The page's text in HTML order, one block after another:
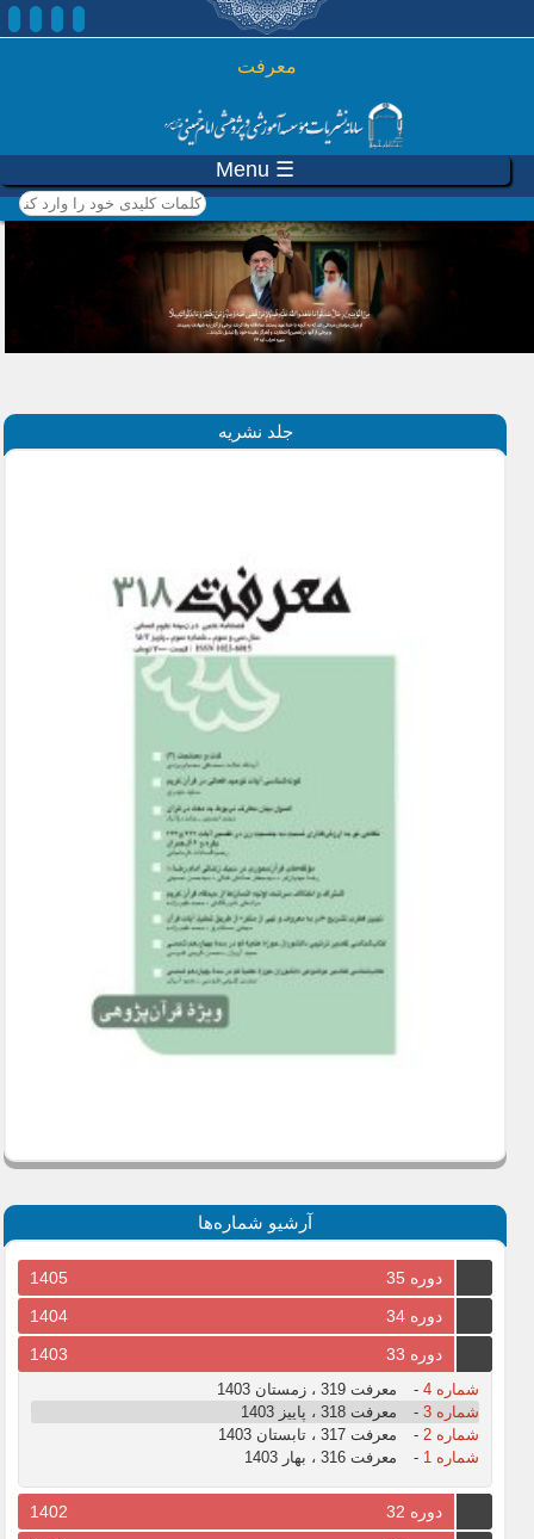
رفتن به محتوای اصلی
معرفت
☰ Menu
کلمات کلیدی خود را وارد
کنید
جلد نشریه
آرشیو شماره‌ها
دوره 35
1405
دوره 34
1404
دوره 33
1403
شماره 4 -
معرفت 319 ، زمستان 1403
شماره 3
-
معرفت 318 ، پاییز 1403
شماره 2
-
معرفت 317 ، تابستان 1403
شماره 1
- معرفت 316 ، بهار 1403
دوره 32
1402